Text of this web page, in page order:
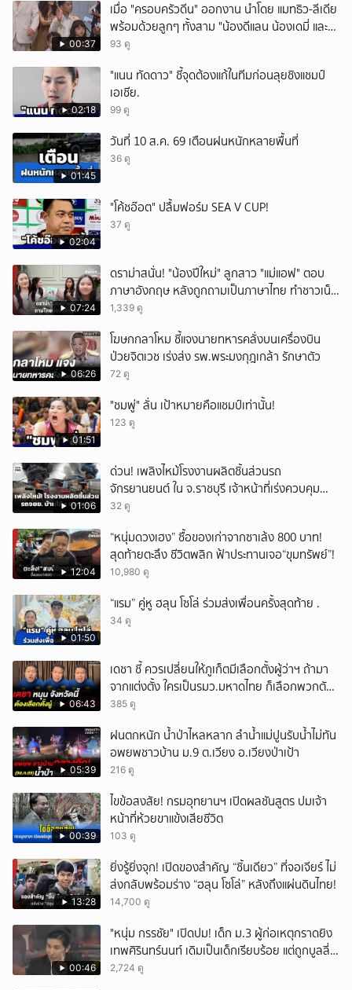
00:37
เมื่อ "ครอบครัวดีน" ออกงาน นำโดย แมทธิว-ลีเดีย
พร้อมด้วยลูกๆ ทั้งสาม "น้องดีแลน น้องเดมี่ และ
น้องดีออน" รับรางวัลสุดยอดครอบครัว
หน้าตาดียกบ้าน
93 ดู
02:18
"แนน ทัดดาว" ชี้จุดต้องแก้ในทีมก่อนลุยชิงแชมป์
เอเชีย.
99 ดู
01:45
วันที่ 10 ส.ค. 69 เตือนฝนหนักหลายพื้นที่
36 ดู
02:04
"โค้ชอ๊อต" ปลื้มฟอร์ม SEA V CUP!
37 ดู
07:24
ดราม่าสนั่น! "น้องปีใหม่" ลูกสาว "แม่แอฟ" ตอบ
ภาษาอังกฤษ หลังถูกถามเป็นภาษาไทย ทำชาวเน็ต
ถกสนั่น!
1,339 ดู
06:26
โฆษกกลาโหม ชี้แจงนายทหารคลั่งบนเครื่องบิน
ป่วยจิตเวช เร่งส่ง รพ.พระมงกุฎเกล้า รักษาตัว
72 ดู
01:51
"ชมพู่" ลั่น เป้าหมายคือแชมป์เท่านั้น!
123 ดู
01:06
ด่วน! เพลิงไหม้โรงงานผลิตชิ้นส่วนรถ
จักรยานยนต์ ใน จ.ราชบุรี เจ้าหน้าที่เร่งควบคุม
เพลิง
32 ดู
12:04
“หนุ่มดวงเฮง” ซื้อของเก่าจากซาเล้ง 800 บาท!
สุดท้ายตะลึง ชีวิตพลิก ฟ้าประทานเจอ“ขุมทรัพย์”!
10,980 ดู
01:50
“แรม” คู่หู ฮลุน โซโล่ ร่วมส่งเพื่อนครั้งสุดท้าย .
34 ดู
06:43
เดชา ชี้ ควรเปลี่ยนให้ภูเก็ตมีเลือกตั้งผู้ว่าฯ ถ้ามา
จากแต่งตั้ง ใครเป็นรมว.มหาดไทย ก็เลือกพวกตัว
เอง
385 ดู
05:39
ฝนตกหนัก น้ำป่าไหลหลาก ลำน้ำแม่ปูนรับน้ำไม่ทัน
อพยพชาวบ้าน ม.9 ต.เวียง อ.เวียงป่าเป้า
216 ดู
00:39
ไขข้อสงสัย! กรมอุทยานฯ เปิดผลชันสูตร ปมเจ้า
หน้าที่ห้วยขาแข้งเสียชีวิต
103 ดู
13:28
ยิ่งรู้ยิ่งจุก! เปิดของสำคัญ “ชิ้นเดียว” ที่จอเจียร์ ไม่
ส่งกลับพร้อมร่าง “ฮลุน โซโล่” หลังถึงแผ่นดินไทย!
14,700 ดู
00:46
"หนุ่ม กรรชัย" เปิดปม! เด็ก ม.3 ผู้ก่อเหตุกราดยิง
เทพศิรินทร์นนท์ เดิมเป็นเด็กเรียบร้อย แต่ถูกบูลลี่
หนัก คาดแรงกดดันสะสมกลายเป็นแรงแค้น จนก่อ
2,724 ดู